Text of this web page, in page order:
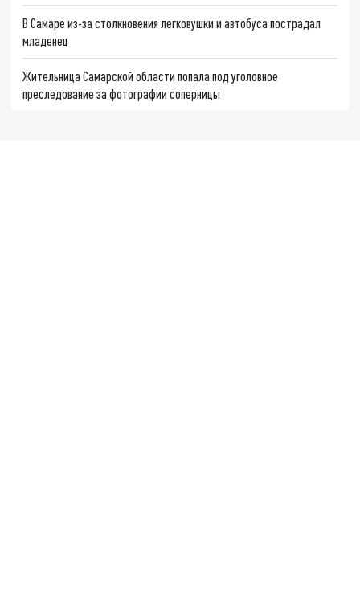
В Самаре из-за столкновения легковушки и автобуса пострадал
младенец
Жительница Самарской области попала под уголовное
преследование за фотографии соперницы